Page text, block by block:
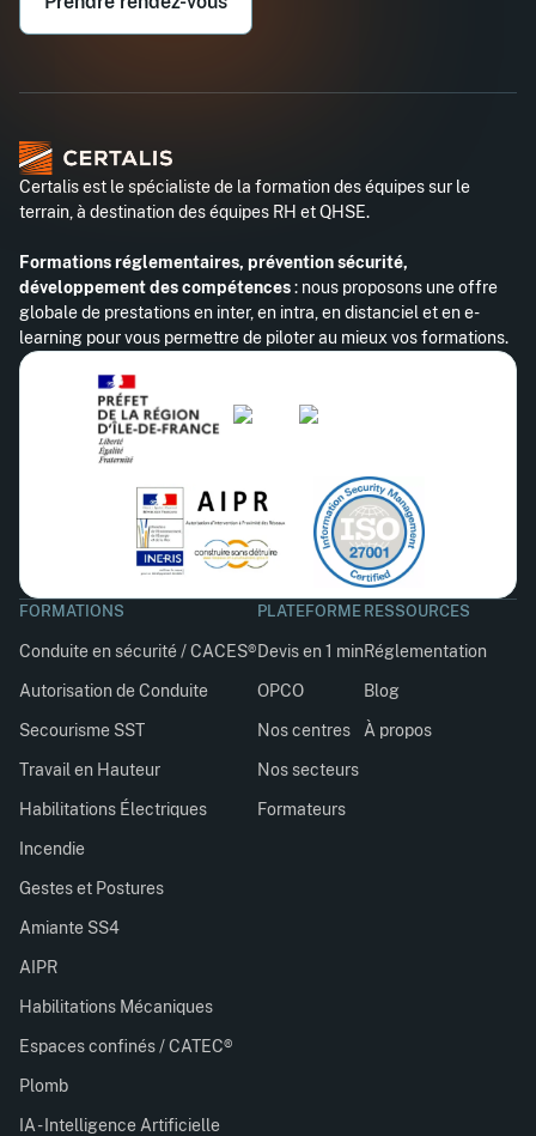
Certalis est le spécialiste de la formation des équipes sur le
terrain, à destination des équipes RH et QHSE.
Formations réglementaires, prévention sécurité,
développement des compétences: nous proposons une offre
globale de prestations en inter, en intra, en distanciel et en e-
learning pour vous permettre de piloter au mieux vos formations.
FORMATIONS
Conduite en sécurité / CACES®
Autorisation de Conduite
Secourisme SST
Travail en Hauteur
Habilitations Électriques
Incendie
Gestes et Postures
Amiante SS4
AIPR
Habilitations Mécaniques
Espaces confinés / CATEC®
Plomb
IA - Intelligence Artificielle
PLATEFORME
Devis en 1 min
OPCO
Nos centres
Nos secteurs
Formateurs
RESSOURCES
Réglementation
Blog
À propos